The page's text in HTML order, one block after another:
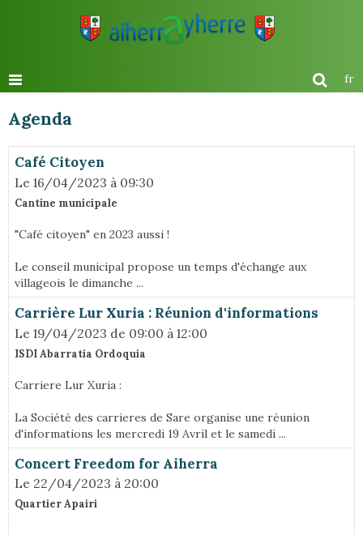
fr
Agenda
Café Citoyen
Le 16/04/2023 à 09:30
Cantine municipale
"Café citoyen" en 2023 aussi !
Le conseil municipal propose un temps d'échange aux
villageois le dimanche ...
Carrière Lur Xuria : Réunion d'informations
Le 19/04/2023 de 09:00 à 12:00
ISDI Abarratia Ordoquia
Carriere Lur Xuria :
La Société des carrieres de Sare organise une réunion
d'informations les mercredi 19 Avril et le samedi ...
Concert Freedom for Aiherra
Le 22/04/2023 à 20:00
Quartier Apairi